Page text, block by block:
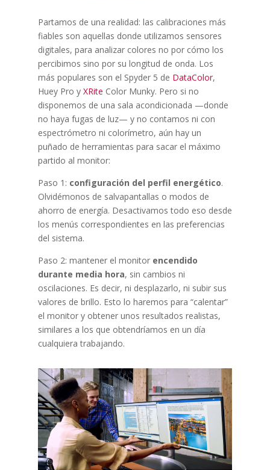
Partamos de una realidad: las calibraciones más
fiables son aquellas donde utilizamos sensores
digitales, para analizar colores no por cómo los
percibimos sino por su longitud de onda. Los
más populares son el Spyder 5 de DataColor,
Huey Pro y XRite Color Munky. Pero si no
disponemos de una sala acondicionada —donde
no haya fugas de luz— y no contamos ni con
espectrómetro ni colorímetro, aún hay un
puñado de herramientas para sacar el máximo
partido al monitor:
Paso 1: configuración del perfil energético.
Olvidémonos de salvapantallas o modos de
ahorro de energía. Desactivamos todo eso desde
los menús correspondientes en las preferencias
del sistema.
Paso 2: mantener el monitor encendido
durante media hora, sin cambios ni
oscilaciones. Es decir, ni desplazarlo, ni subir sus
valores de brillo. Esto lo haremos para “calentar”
el monitor y obtener unos resultados realistas,
similares a los que obtendríamos en un día
cualquiera trabajando.